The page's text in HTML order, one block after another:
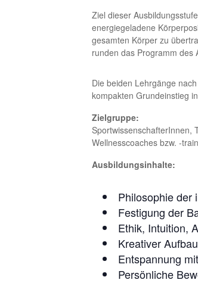
Ziel dieser
energiegeladene
gesamten Körper zu
runden das Programm des
Die beiden Lehrgänge
kompakten Grundeinstieg
Zielgruppe:
SportwissenschafterInnen,
Wellnesscoaches bzw. -
Ausbildungsinhalte:
Philosophie der
Festigung der
Ethik, Intuition,
Kreativer
Entspannung
Persönliche